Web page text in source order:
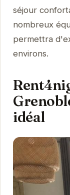
séjour
nombreux
permettra
environs.
idéal